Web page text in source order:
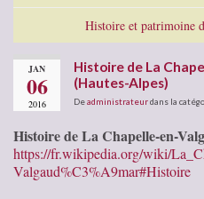
Histoire et patrimoine
JAN
06
2016
Histoire de La
(Hautes-Alpes)
Deadministrateurdans la
Histoire de La Chapelle-en-
https://fr.wikipedia.org/wiki/
Valgaud%C3%A9mar#Histoire